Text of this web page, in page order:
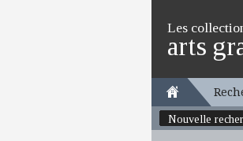
Les
arts
Nouvelle